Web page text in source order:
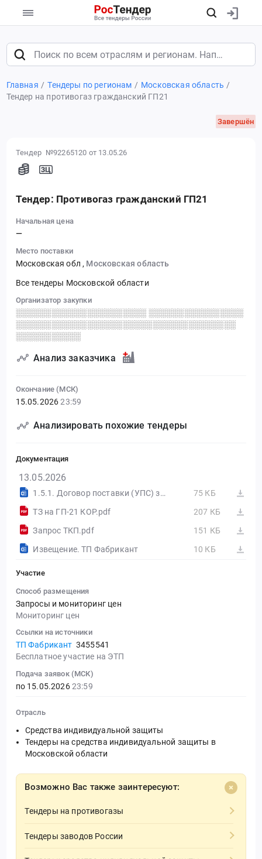
Главная Тендеры по регионам
Московская область
Тендер на противогаз гражданский ГП21
Завершён
Тендер №92265120 от 13.05.26
Тендер: Противогаз гражданский ГП21
Начальная цена
—
Место поставки
Московская обл , Московская область
Все тендеры Московской области
Организатор закупки
░░░░░░░░░░░░░░░░░░░░░░ ░░░░░░░░░░░░░░░░
░░░░░░░░░░░░░░░░░░░░░░░░░░░░░░░░░░░░░
░░░░░░░░░░░
Анализ заказчика
Окончание (МСК)
15.05.2026 23:59
Анализировать похожие тендеры
Документация
13.05.2026
1.5.1. Договор поставки (УПС) защ.docx
75 КБ
ТЗ на ГП-21 КОР.pdf
207 КБ
Запрос ТКП.pdf
151 КБ
Извещение. ТП Фабрикант
10 КБ
Участие
Способ размещения
Запросы и мониторинг цен
Мониторинг цен
Ссылки на источники
ТП Фабрикант 3455541
Бесплатное участие на ЭТП
Подача заявок (МСК)
по 15.05.202623:59
Отрасль
Средства индивидуальной защиты
Тендеры на средства индивидуальной защиты в
Московской области
Возможно Вас также заинтересуют:
Тендеры на противогазы
Тендеры заводов России